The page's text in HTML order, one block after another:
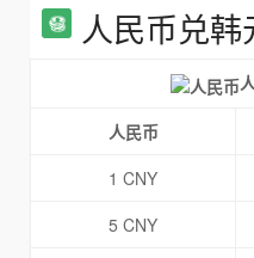
人民币兑韩
人民币
1 CNY
5 CNY